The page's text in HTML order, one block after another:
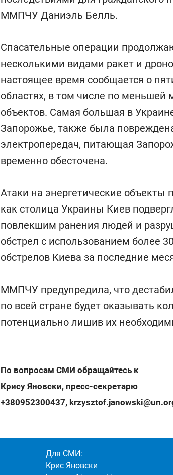
ММПЧУ Даниэль Белль.
Спасательные операции
несколькими видами ракет и
настоящее время сообщается о
областях, в том числе по меньшей
объектов. Самая большая в
Запорожье, также была
электропередач, питающая
временно обесточена.
Атаки на энергетические
как столица Украины Киев
повлекшим ранения людей и
обстрел с использованием более
обстрелов Киева за последние
ММПЧУ предупредила, что
по всей стране будет оказывать
потенциально лишив их
По вопросам СМИ обращайтесь к
Крису Яновски, пресс-секретарю
+380952300437,
Для СМИ:
Крис Яновски